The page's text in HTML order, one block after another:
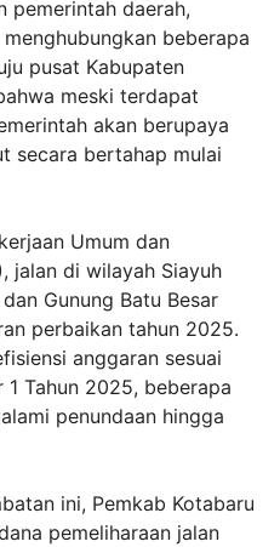
pemerintah daerah,
beberapa
pusat Kabupaten
meski terdapat
akan berupaya
secara bertahap mulai
Umum dan
jalan di wilayah Siayuh
Gunung Batu Besar
perbaikan tahun 2025.
anggaran sesuai
Tahun 2025, beberapa
penundaan hingga
ini, Pemkab Kotabaru
pemeliharaan jalan